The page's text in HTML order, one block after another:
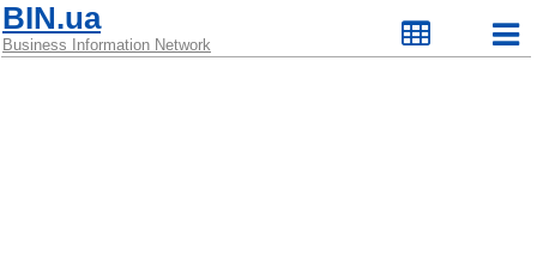
BIN.ua
Business Information Network